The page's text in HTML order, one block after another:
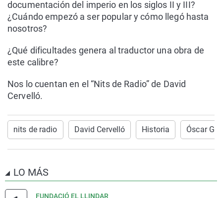
documentación del imperio en los siglos II y III?
¿Cuándo empezó a ser popular y cómo llegó hasta
nosotros?
¿Qué dificultades genera al traductor una obra de
este calibre?
Nos lo cuentan en el “Nits de Radio” de David
Cervelló.
nits de radio David Cervelló Historia Óscar
LO MÁS
FUNDACIÓ EL LLINDAR